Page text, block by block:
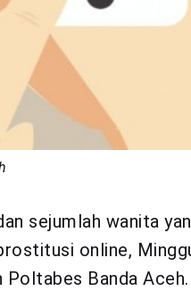
sejumlah wanita
online,
Banda Aceh.